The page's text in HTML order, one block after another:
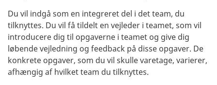
Du vil indgå som en integreret del i det team, du
tilknyttes. Du vil få tildelt en vejleder i teamet, som vil
introducere dig til opgaverne i teamet og give dig
løbende vejledning og feedback på disse opgaver. De
konkrete opgaver, som du vil skulle varetage, varierer,
afhængig af hvilket team du tilknyttes.